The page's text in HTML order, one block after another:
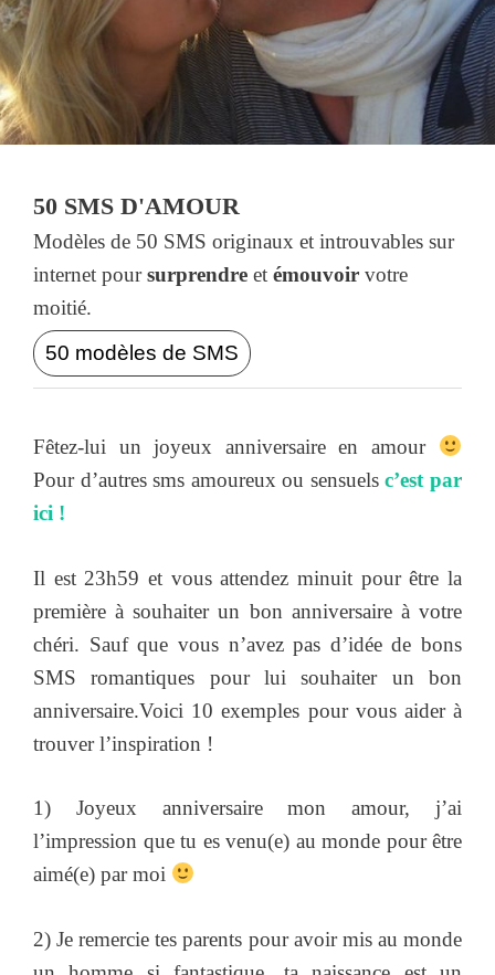
50 SMS D'AMOUR
Modèles de 50 SMS originaux et introuvables sur
internet poursurprendre et émouvoir votre
moitié.
50 modèles de SMS
Fêtez-lui un joyeux anniversaire en amour
Pour d’autres sms amoureux ou sensuelsc’est par
ici !
Il est 23h59 et vous attendez minuit pour être la
première à souhaiter un bon anniversaire à votre
chéri. Sauf que vous n’avez pas d’idée de bons
SMS romantiques pour lui souhaiter un bon
anniversaire.Voici 10 exemples pour vous aider à
trouver l’inspiration !
1) Joyeux anniversaire mon amour, j’ai
l’impression que tu es venu(e) au monde pour être
aimé(e) par moi
2) Je remercie tes parents pour avoir mis au monde